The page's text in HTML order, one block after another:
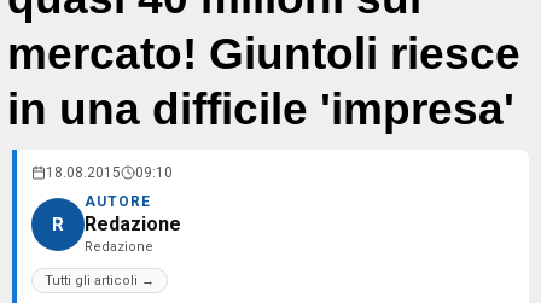
mercato! Giuntoli riesce
in una difficile 'impresa'
18.08.2015 09:10
R
AUTORE
Redazione
Redazione
Tutti gli articoli →